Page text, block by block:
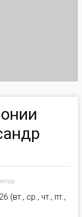
(вт., ср., чт., пт.,